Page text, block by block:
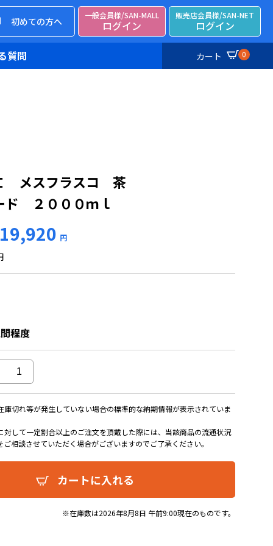
初めての方へ
一般会員様/SAN-MALL
ログイン
販売店会員様/SAN-NET
ログイン
カート 0
質問
メスフラスコ 茶
ド ２０００ｍｌ
19,920 円
程度
切れ等が発生していない場合の標準的な納期情報が表示されていま
して一定割合以上のご注文を頂戴した際には、当該商品の流通状況
ご相談させていただく場合がございますのでご了承ください。
カートに入れる
※在庫数は2026年8月8日 午前9:00現在のものです。